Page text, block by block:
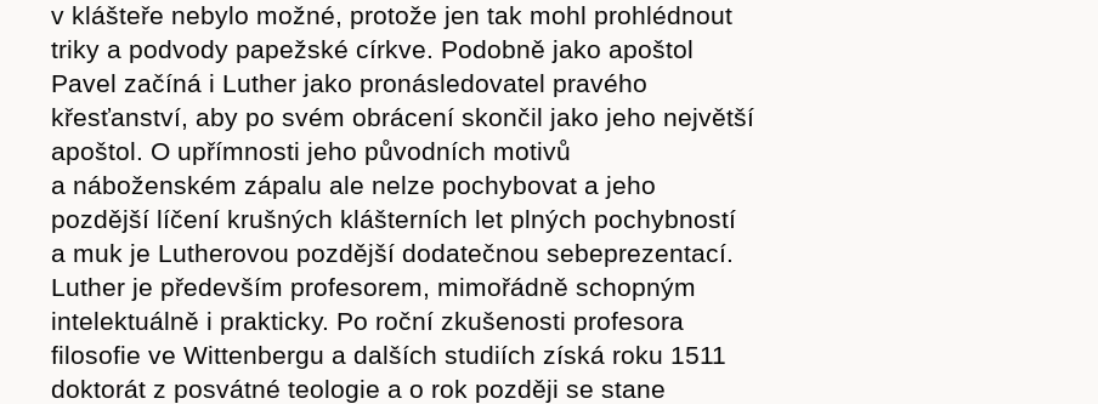
v klášteře nebylo možné, protože jen tak mohl prohlédnout
triky a podvody papežské církve. Podobně jako apoštol
Pavel začíná i Luther jako pronásledovatel pravého
křesťanství, aby po svém obrácení skončil jako jeho největší
apoštol. O upřímnosti jeho původních motivů
a náboženském zápalu ale nelze pochybovat a jeho
pozdější líčení krušných klášterních let plných pochybností
a muk je Lutherovou pozdější dodatečnou sebeprezentací.
Luther je především profesorem, mimořádně schopným
intelektuálně i prakticky. Po roční zkušenosti profesora
filosofie ve Wittenbergu a dalších studiích získá roku 1511
doktorát z posvátné teologie a o rok později se stane